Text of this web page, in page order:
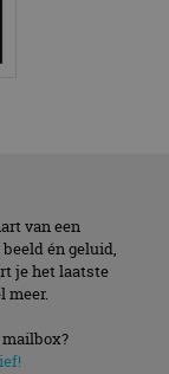
van een
én geluid,
je het laatste
meer.